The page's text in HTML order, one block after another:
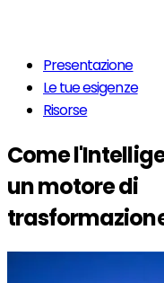
Presentazione
Le tue esigenze
Risorse
Come
un motore di